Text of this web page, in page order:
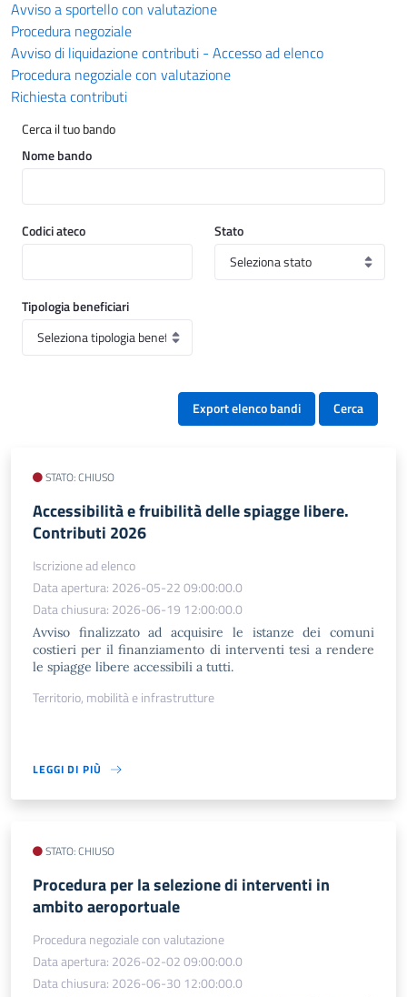
Avviso a sportello con valutazione
Procedura negoziale
Avviso di liquidazione contributi - Accesso ad elenco
Procedura negoziale con valutazione
Richiesta contributi
Cerca il tuo bando
Nome bando
Codici ateco Stato
Tipologia beneficiari
Export elenco bandi Cerca
STATO: CHIUSO
Accessibilità e fruibilità delle spiagge libere.
Contributi 2026
Iscrizione ad elenco
Data apertura: 2026-05-22 09:00:00.0
Data chiusura: 2026-06-19 12:00:00.0
Avviso finalizzato ad acquisire le istanze dei comuni
costieri per il finanziamento di interventi tesi a rendere
le spiagge libere accessibili a tutti.
Territorio, mobilità e infrastrutture
LEGGI DI PIÙ
STATO: CHIUSO
Procedura per la selezione di interventi in
ambito aeroportuale
Procedura negoziale con valutazione
Data apertura: 2026-02-02 09:00:00.0
Data chiusura: 2026-06-30 12:00:00.0